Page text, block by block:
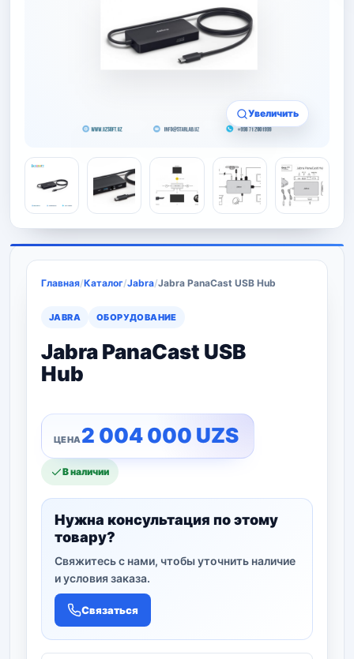
Увеличить
Главная/Каталог/Jabra/Jabra PanaCast USB Hub
JABRA ОБОРУДОВАНИЕ
Jabra PanaCast USB
Hub
2 004 000 UZS
В наличии
Нужна консультация по этому
товару?
Свяжитесь с нами, чтобы уточнить наличие
и условия заказа.
Связаться